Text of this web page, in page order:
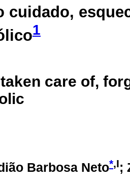
cuidado,
1
care of,
Barbosa Neto*,I;